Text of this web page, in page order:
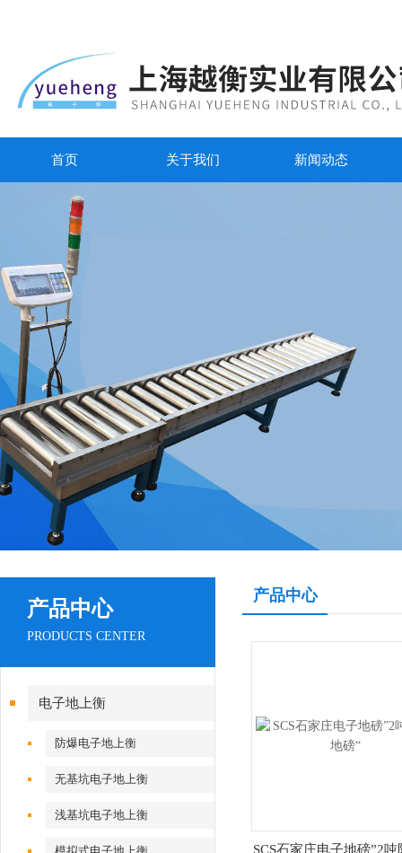
首页 关于我们 新闻动态
产品中心
PRODUCTS CENTER
电子地上衡
防爆电子地上衡
无基坑电子地上衡
浅基坑电子地上衡
产品中心
SCS石家庄电子地磅”2吨